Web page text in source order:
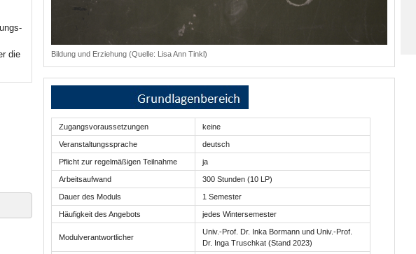
die
Bildung und Erziehung (Quelle: Lisa Ann Tinkl)
Zugangsvoraussetzungen keine
Veranstaltungssprache deutsch
Pflicht zur regelmäßigen Teilnahme ja
Arbeitsaufwand 300 Stunden (10 LP)
Dauer des Moduls 1 Semester
Häufigkeit des Angebots jedes Wintersemester
Modulverantwortlicher
Univ.-Prof. Dr. Inka Bormann und Univ.-Prof.
Dr. Inga Truschkat (Stand 2023)